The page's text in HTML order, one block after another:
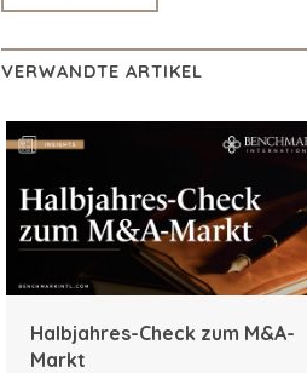
VERWANDTE ARTIKEL
Halbjahres-Check zum M&A-
Markt